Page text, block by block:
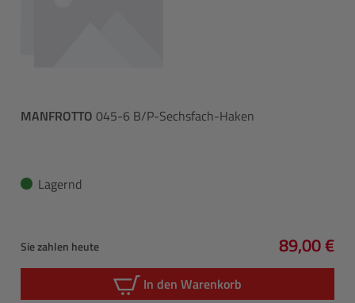
MANFROTTO 045-6 B/P-Sechsfach-Haken
Lagernd
Sie zahlen heute 89,00 €
In den Warenkorb